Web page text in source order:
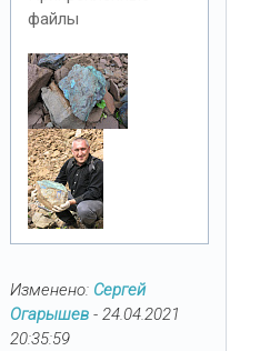
файлы
Изменено: Сергей
Огарышев - 24.04.2021
20:35:59